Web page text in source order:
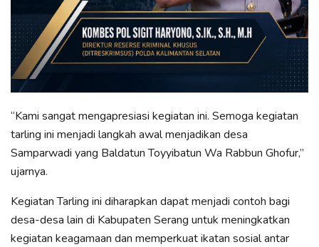
“Kami sangat mengapresiasi kegiatan ini. Semoga kegiatan
tarling ini menjadi langkah awal menjadikan desa
Samparwadi yang Baldatun Toyyibatun Wa Rabbun Ghofur,”
ujarnya.
Kegiatan Tarling ini diharapkan dapat menjadi contoh bagi
desa-desa lain di Kabupaten Serang untuk meningkatkan
kegiatan keagamaan dan memperkuat ikatan sosial antar